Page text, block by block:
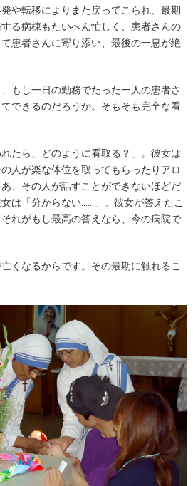
や転移によりまた戻ってこられ、最期
る病棟もたいへん忙しく、患者さんの
患者さんに寄り添い、最後の一息が絶
もし一日の勤務でたった一人の患者さ
できるのだろうか。そもそも完全な看
たら、どのように看取る？」。彼女は
人が楽な体位を取ってもらったりアロ
、その人が話すことができないほどだ
は「分からない……」。彼女が答えたこ
れがもし最高の答えなら、今の病院で
くなるからです。その最期に触れるこ